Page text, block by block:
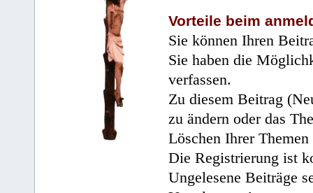
Vorteile beim
Sie können Ihren
Sie haben die
verfassen.
Zu diesem Beitrag
zu ändern oder das
Löschen Ihrer
Die Registrierung ist
Ungelesene Beiträge